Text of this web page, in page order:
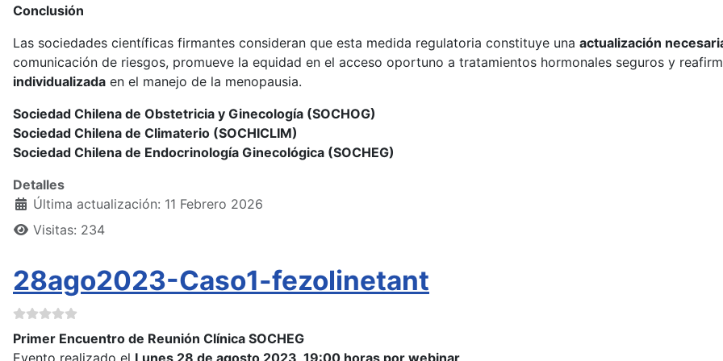
Conclusión
Las sociedades científicas firmantes consideran que esta medida regulatoria constituye una actualización
comunicación de riesgos, promueve la equidad en el acceso oportuno a tratamientos hormonales seguros y
individualizada en el manejo de la menopausia.
Sociedad Chilena de Obstetricia y Ginecología (SOCHOG)
Sociedad Chilena de Climaterio (SOCHICLIM)
Sociedad Chilena de Endocrinología Ginecológica (SOCHEG)
Detalles
Última actualización: 11 Febrero 2026
Visitas: 234
28ago2023-Caso1-fezolinetant
Primer Encuentro de Reunión Clínica SOCHEG
Evento realizado el Lunes 28 de agosto 2023, 19:00 horas por webinar